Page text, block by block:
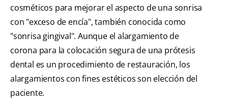
cosméticos para mejorar el aspecto de una sonrisa
con "exceso de encía", también conocida como
"sonrisa gingival". Aunque el alargamiento de
corona para la colocación segura de una prótesis
dental es un procedimiento de restauración, los
alargamientos con fines estéticos son elección del
paciente.